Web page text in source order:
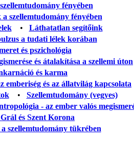
fényében
szellemtudomány fényében
• Láthatatlan segítőink
a tudati lélek korában
és pszichológia
és átalakítása a szellemi úton
és karma
emberiség és az állatvilág kapcsolata
• Szellemtudomány (vegyes)
- az ember valós
és Szent Korona
szellemtudomány tükrében